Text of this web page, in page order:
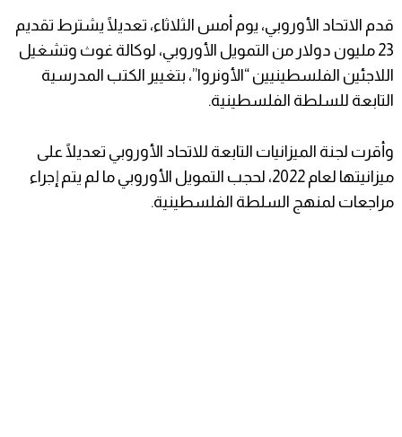
قدم الاتحاد الأوروبي، يوم أمس الثلاثاء، تعديلًا يشترط تقديم
23 مليون دولار من التمويل الأوروبي، لوكالة غوث وتشغيل
اللاجئين الفلسطينيين “الأونروا”، بتغيير الكتب المدرسية
التابعة للسلطة الفلسطينية.
وأقرت لجنة الميزانيات التابعة للاتحاد الأوروبي تعديلًا على
ميزانيتها لعام 2022، لحجب التمويل الأوروبي ما لم يتم إجراء
مراجعات لمنهج السلطة الفلسطينية.